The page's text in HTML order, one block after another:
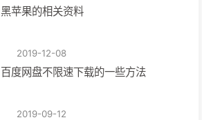
黑苹果的相关资料
2019-12-08
百度网盘不限速下载的一些方法
2019-09-12